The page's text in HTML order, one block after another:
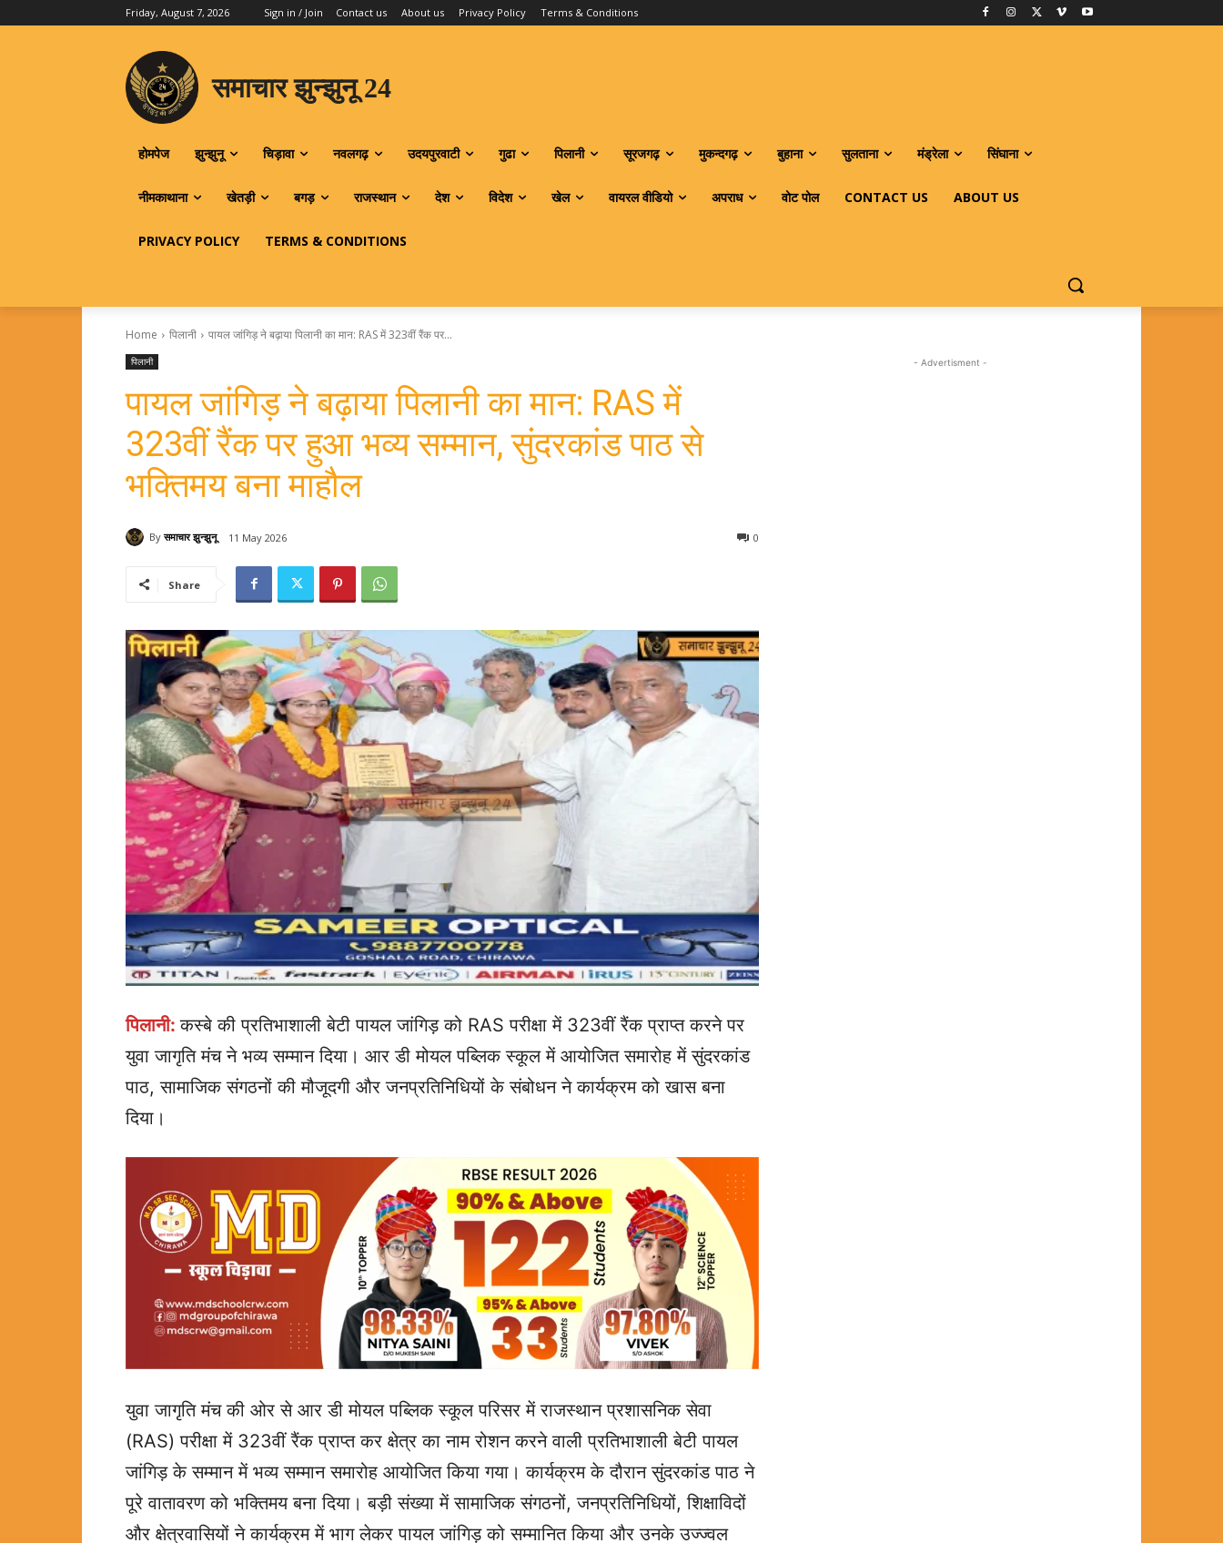
Friday, August 7, 2026 Sign in / Join Contact us About us Privacy Policy Terms & Conditions
समाचार झुन्झुनू 24
होमपेज झुन्झुनू चिड़ावा नवलगढ़ उदयपुरवाटी गुढा पिलानी सूरजगढ़ मुकन्दगढ़ बुहाना सुलताना मंड्रेला सिंघाना
नीमकाथाना खेतड़ी बगड़ राजस्थान देश विदेश खेल वायरल वीडियो अपराध वोट पोल CONTACT US ABOUT US
PRIVACY POLICY TERMS & CONDITIONS
Home पिलानी पायल जांगिड़ ने बढ़ाया पिलानी का मान: RAS में 323वीं रैंक पर...
पिलानी
पायल जांगिड़ ने बढ़ाया पिलानी का मान: RAS में
323वीं रैंक पर हुआ भव्य सम्मान, सुंदरकांड पाठ से
भक्तिमय बना माहौल
By समाचार झुन्झुनू 11 May 2026 0
Share
पिलानी:कस्बे की प्रतिभाशाली बेटी पायल जांगिड़ को RAS परीक्षा में 323वीं रैंक प्राप्त करने पर
युवा जागृति मंच ने भव्य सम्मान दिया। आर डी मोयल पब्लिक स्कूल में आयोजित समारोह में सुंदरकांड
पाठ, सामाजिक संगठनों की मौजूदगी और जनप्रतिनिधियों के संबोधन ने कार्यक्रम को खास बना
दिया।
युवा जागृति मंच की ओर से आर डी मोयल पब्लिक स्कूल परिसर में राजस्थान प्रशासनिक सेवा
(RAS) परीक्षा में 323वीं रैंक प्राप्त कर क्षेत्र का नाम रोशन करने वाली प्रतिभाशाली बेटी पायल
जांगिड़ के सम्मान में भव्य सम्मान समारोह आयोजित किया गया। कार्यक्रम के दौरान सुंदरकांड पाठ ने
पूरे वातावरण को भक्तिमय बना दिया। बड़ी संख्या में सामाजिक संगठनों, जनप्रतिनिधियों, शिक्षाविदों
और क्षेत्रवासियों ने कार्यक्रम में भाग लेकर पायल जांगिड़ को सम्मानित किया और उनके उज्ज्वल
- Advertisment -